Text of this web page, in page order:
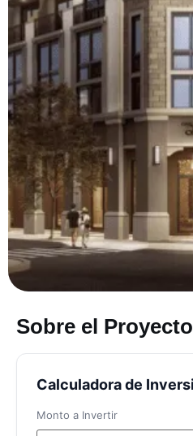
Sobre el Proyecto
Calculadora de
Monto a Invertir